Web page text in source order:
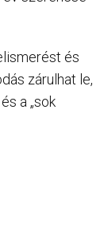
és
zárulhat le,
a „sok